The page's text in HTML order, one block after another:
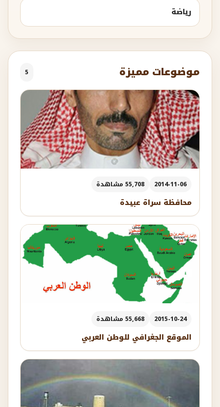
رياضة
موضوعات مميزة 5
2014-11-06 55,708 مشاهدة
محافظة سراة عبيدة
2015-10-24 55,668 مشاهدة
الموقع الجغرافي للوطن العربي